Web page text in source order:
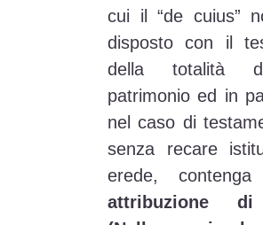
cui il “de cuius”
disposto con il
della totalità
patrimonio ed in
nel caso di
senza recare
erede, contenga
attribuzione